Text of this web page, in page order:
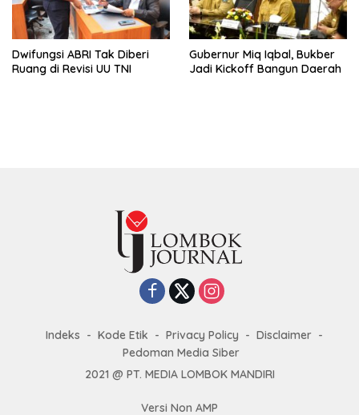
Dwifungsi ABRI Tak Diberi
Ruang di Revisi UU TNI
Gubernur Miq Iqbal, Bukber
Jadi Kickoff Bangun Daerah
Indeks Kode Etik Privacy Policy
Disclaimer
Pedoman Media Siber
2021 @ PT. MEDIA LOMBOK MANDIRI
Versi Non AMP